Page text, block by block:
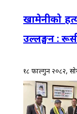
खामेनीको
उल्लङ्घन : रूसी
१८ फाल्गुन २०८२,